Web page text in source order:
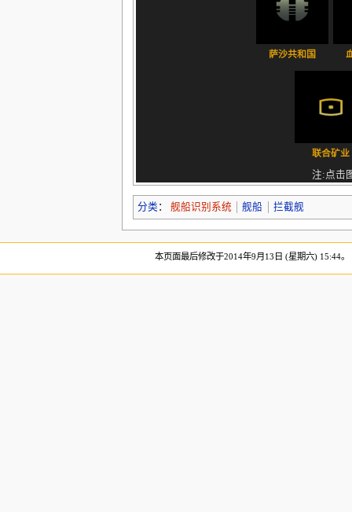
萨沙共和国
联合矿业
注:点击
分类 ： 舰船识别系统 舰船 拦截舰
本页面最后修改于2014年9月13日 (星期六) 15:44。